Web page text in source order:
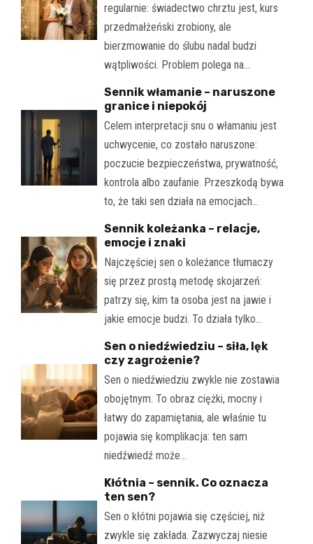
regularnie: świadectwo chrztu jest, kurs
przedmałżeński zrobiony, ale
bierzmowanie do ślubu nadal budzi
wątpliwości. Problem polega na…
Sennik włamanie – naruszone
granice i niepokój
Celem interpretacji snu o włamaniu jest
uchwycenie, co zostało naruszone:
poczucie bezpieczeństwa, prywatność,
kontrola albo zaufanie. Przeszkodą bywa
to, że taki sen działa na emocjach…
Sennik koleżanka – relacje,
emocje i znaki
Najczęściej sen o koleżance tłumaczy
się przez prostą metodę skojarzeń:
patrzy się, kim ta osoba jest na jawie i
jakie emocje budzi. To działa tylko…
Sen o niedźwiedziu – siła, lęk
czy zagrożenie?
Sen o niedźwiedziu zwykle nie zostawia
obojętnym. To obraz ciężki, mocny i
łatwy do zapamiętania, ale właśnie tu
pojawia się komplikacja: ten sam
niedźwiedź może…
Kłótnia – sennik. Co oznacza
ten sen?
Sen o kłótni pojawia się częściej, niż
zwykle się zakłada. Zazwyczaj niesie